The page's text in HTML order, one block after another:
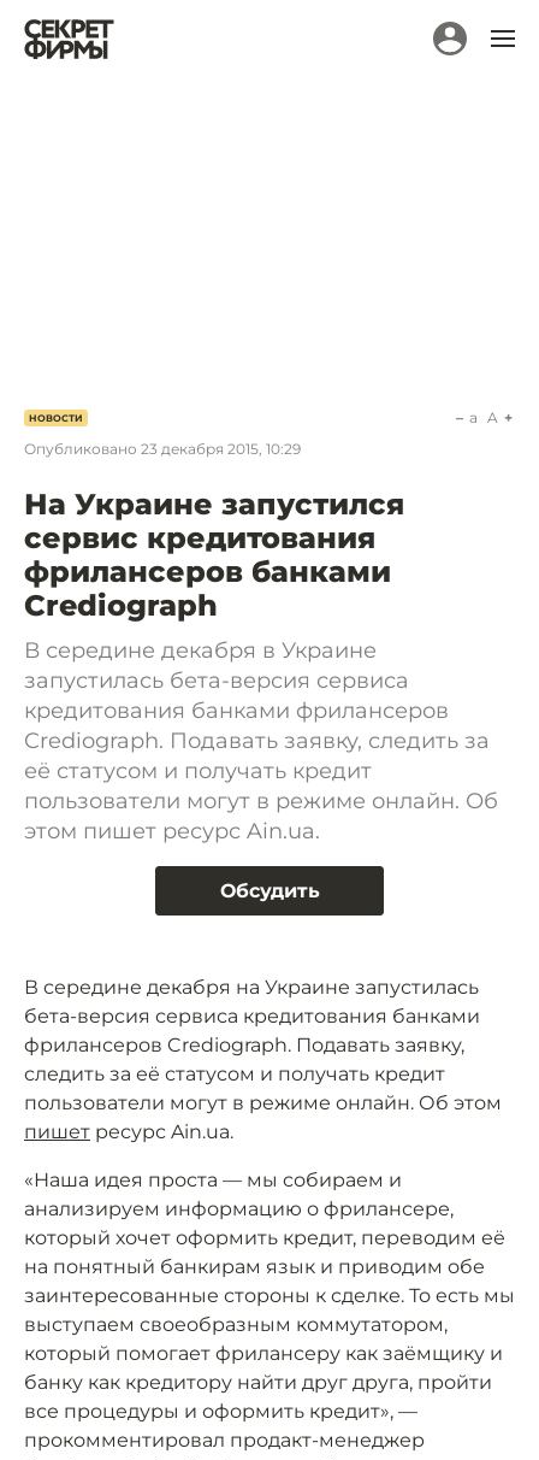
НОВОСТИ
Опубликовано 23 декабря 2015, 10:29
a A
На Украине запустился
сервис кредитования
фрилансеров банками
Crediograph
В середине декабря в Украине
запустилась бета-версия сервиса
кредитования банками фрилансеров
Crediograph. Подавать заявку, следить за
её статусом и получать кредит
пользователи могут в режиме онлайн. Об
этом пишет ресурс Ain.ua.
Обсудить
В середине декабря на Украине запустилась
бета-версия сервиса кредитования банками
фрилансеров Crediograph. Подавать заявку,
следить за её статусом и получать кредит
пользователи могут в режиме онлайн. Об этом
пишет ресурс Ain.ua.
«Наша идея проста — мы собираем и
анализируем информацию о фрилансере,
который хочет оформить кредит, переводим её
на понятный банкирам язык и приводим обе
заинтересованные стороны к сделке. То есть мы
выступаем своеобразным коммутатором,
который помогает фрилансеру как заёмщику и
банку как кредитору найти друг друга, пройти
все процедуры и оформить кредит», —
прокомментировал продакт-менеджер